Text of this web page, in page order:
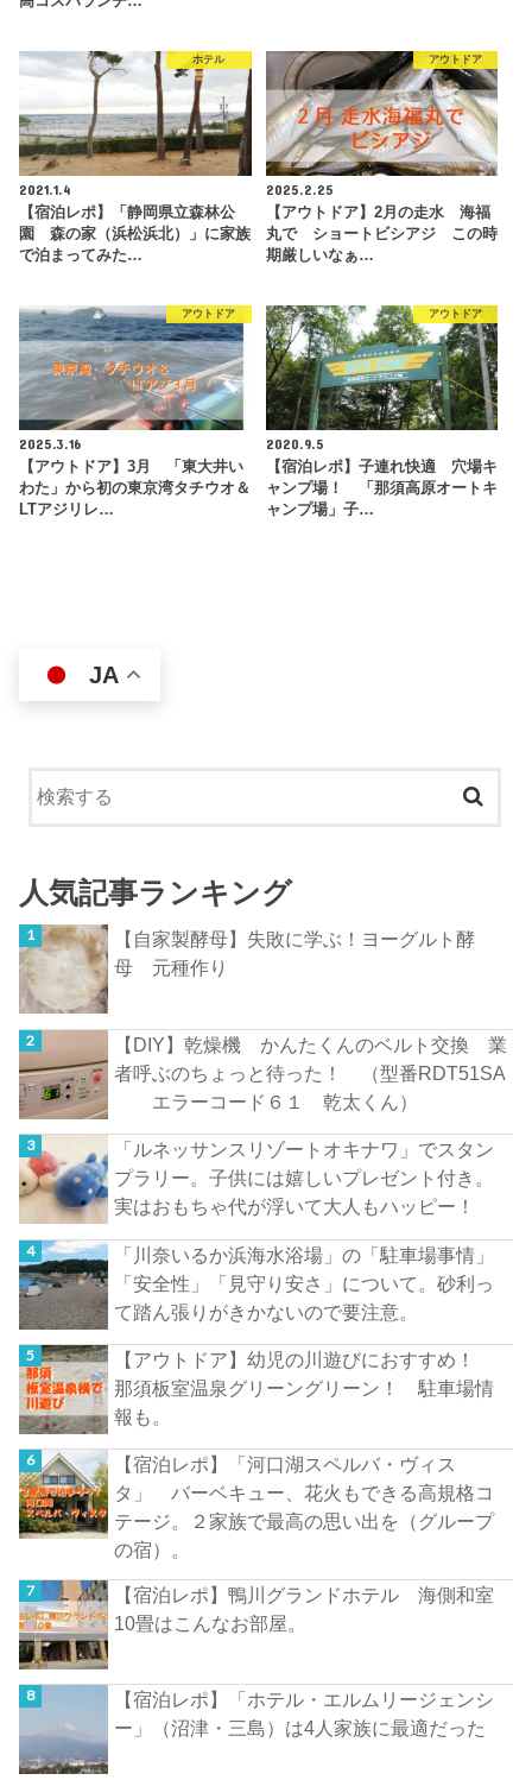
ホテル
2021.1.4
【宿泊レポ】「静岡県立森林公
園 森の家（浜松浜北）」に家族
で泊まってみた…
アウトドア
2025.2.25
【アウトドア】2月の走水 海福
丸で ショートビシアジ この時
期厳しいなぁ…
アウトドア
2025.3.16
【アウトドア】3月 「東大井い
わた」から初の東京湾タチウオ＆
LTアジリレ…
アウトドア
2020.9.5
【宿泊レポ】子連れ快適 穴場キ
ャンプ場！ 「那須高原オートキ
ャンプ場」子…
JA
人気記事ランキング
【自家製酵母】失敗に学ぶ！ヨーグルト酵
母 元種作り
【DIY】乾燥機 かんたくんのベルト交換 業
者呼ぶのちょっと待った！ （型番RDT51SA
エラーコード６１ 乾太くん）
「ルネッサンスリゾートオキナワ」でスタン
プラリー。子供には嬉しいプレゼント付き。
実はおもちゃ代が浮いて大人もハッピー！
「川奈いるか浜海水浴場」の「駐車場事情」
「安全性」「見守り安さ」について。砂利っ
て踏ん張りがきかないので要注意。
【アウトドア】幼児の川遊びにおすすめ！
那須板室温泉グリーングリーン！ 駐車場情
報も。
【宿泊レポ】「河口湖スペルバ・ヴィス
タ」 バーベキュー、花火もできる高規格コ
テージ。２家族で最高の思い出を（グループ
の宿）。
【宿泊レポ】鴨川グランドホテル 海側和室
10畳はこんなお部屋。
【宿泊レポ】「ホテル・エルムリージェンシ
ー」（沼津・三島）は4人家族に最適だった